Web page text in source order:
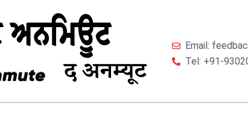
Email:
Tel: +91-